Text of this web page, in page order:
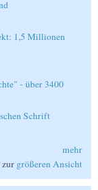
1,5 Millionen
- über 3400
Schrift
mehr
zur größeren Ansicht